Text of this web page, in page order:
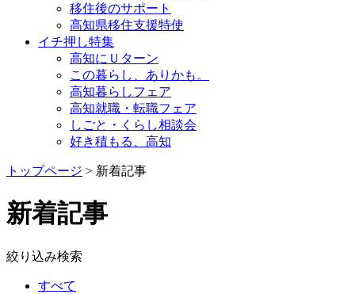
移住後のサポート
高知県移住支援特使
イチ押し特集
高知にＵターン
この暮らし、ありかも。
高知暮らしフェア
高知就職・転職フェア
しごと・くらし相談会
好き積もる、高知
トップページ > 新着記事
新着記事
絞り込み検索
すべて